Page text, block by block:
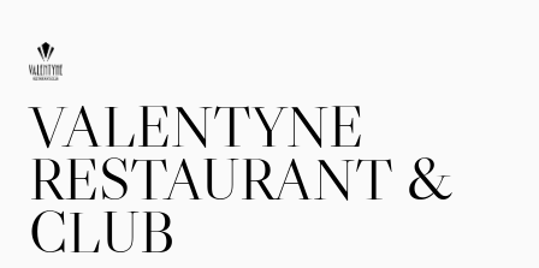
VALENTYNE
RESTAURANT &
CLUB